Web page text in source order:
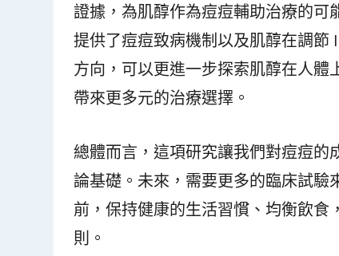
證據，為肌醇作為痘痘輔助治療的
提供了痘痘致病機制以及肌醇在調節
方向，可以更進一步探索肌醇在人體
帶來更多元的治療選擇。
總體而言，這項研究讓我們對痘痘
論基礎。未來，需要更多的臨床試
前，保持健康的生活習慣、均衡飲
則。